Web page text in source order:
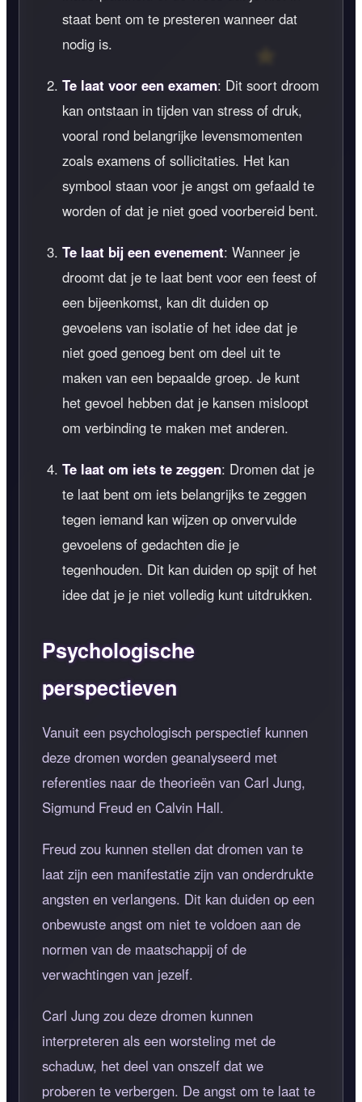
staat bent om te presteren wanneer dat
nodig is.
Te laat voor een examen: Dit soort droom
kan ontstaan in tijden van stress of druk,
vooral rond belangrijke levensmomenten
zoals examens of sollicitaties. Het kan
symbool staan voor je angst om gefaald te
worden of dat je niet goed voorbereid bent.
Te laat bij een evenement: Wanneer je
droomt dat je te laat bent voor een feest of
een bijeenkomst, kan dit duiden op
gevoelens van isolatie of het idee dat je
niet goed genoeg bent om deel uit te
maken van een bepaalde groep. Je kunt
het gevoel hebben dat je kansen misloopt
om verbinding te maken met anderen.
Te laat om iets te zeggen: Dromen dat je
te laat bent om iets belangrijks te zeggen
tegen iemand kan wijzen op onvervulde
gevoelens of gedachten die je
tegenhouden. Dit kan duiden op spijt of het
idee dat je je niet volledig kunt uitdrukken.
Psychologische
perspectieven
Vanuit een psychologisch perspectief kunnen
deze dromen worden geanalyseerd met
referenties naar de theorieën van Carl Jung,
Sigmund Freud en Calvin Hall.
Freud zou kunnen stellen dat dromen van te
laat zijn een manifestatie zijn van onderdrukte
angsten en verlangens. Dit kan duiden op een
onbewuste angst om niet te voldoen aan de
normen van de maatschappij of de
verwachtingen van jezelf.
Carl Jung zou deze dromen kunnen
interpreteren als een worsteling met de
schaduw, het deel van onszelf dat we
proberen te verbergen. De angst om te laat te